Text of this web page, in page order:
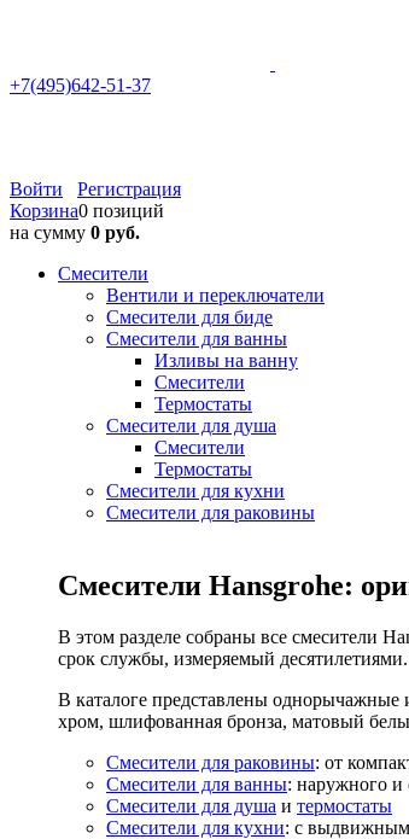
+7(495)642-51-37
Войти
Регистрация
Корзина0 позиций
на сумму 0 руб.
Смесители
Вентили и переключатели
Смесители для биде
Смесители для ванны
Изливы на ванну
Смесители
Термостаты
Смесители для душа
Смесители
Термостаты
Смесители для кухни
Смесители для раковины
Смесители Hansgrohe:
В этом разделе собраны все смесители
срок службы, измеряемый
В каталоге представлены однорычажные
хром, шлифованная бронза, матовый
Смесители для раковины: от
Смесители для ванны: наружного и
Смесители для душа и термостаты
Смесители для кухни: с